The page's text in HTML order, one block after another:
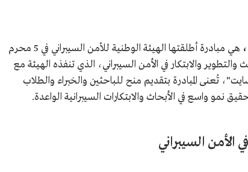
هي مبادرة أطلقتها الهيئة الوطنية للأمن السيبراني في 5 محرم
للبحث والتطوير والابتكار في الأمن السيبراني، الذي تنفذه الهيئة مع
تُعنى المبادرة بتقديم منح للباحثين والخبراء والطلاب
نمو واسع في الأبحاث والابتكارات السيبرانية الواعدة.
الأمن السيبراني